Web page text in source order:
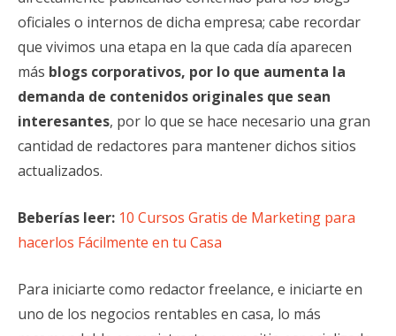
oficiales o internos de dicha empresa; cabe recordar
que vivimos una etapa en la que cada día aparecen
más blogs corporativos, por lo que aumenta la
demanda de contenidos originales que sean
interesantes, por lo que se hace necesario una gran
cantidad de redactores para mantener dichos sitios
actualizados.
Beberías leer: 10 Cursos Gratis de Marketing para
hacerlos Fácilmente en tu Casa
Para iniciarte como redactor freelance, e iniciarte en
uno de los negocios rentables en casa, lo más